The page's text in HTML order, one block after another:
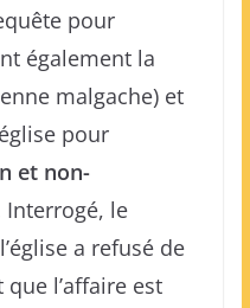
pour
également la
malgache) et
pour
et non-
Interrogé, le
a refusé de
l’affaire est